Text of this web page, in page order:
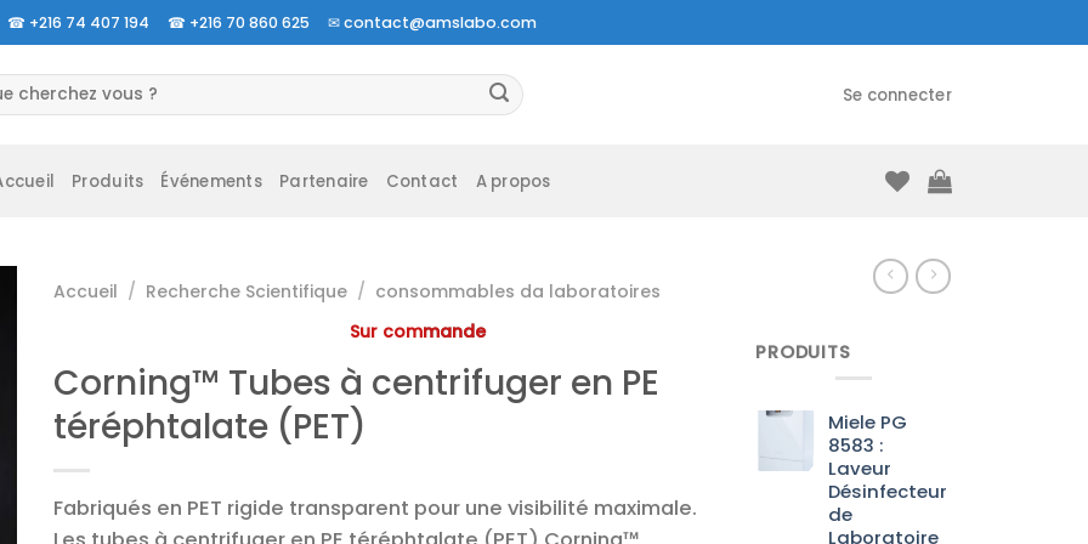
☎ +216 74 407 194 ☎ +216 70 860 625 ✉contact@amslabo.com
Se connecter
Produits Événements Partenaire Contact A propos
Accueil / Recherche Scientifique / consommables da laboratoires
Sur commande
Corning™ Tubes à centrifuger en PE
téréphtalate (PET)
Fabriqués en PET rigide transparent pour une visibilité maximale.
PRODUITS
Miele PG
8583 :
Laveur
Désinfecteur
de
Laboratoire